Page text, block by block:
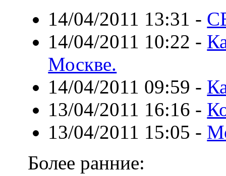
14/04/2011 13:31 -
14/04/2011 10:22 -
Москве.
14/04/2011 09:59 -
13/04/2011 16:16 -
13/04/2011 15:05 -
Более ранние: